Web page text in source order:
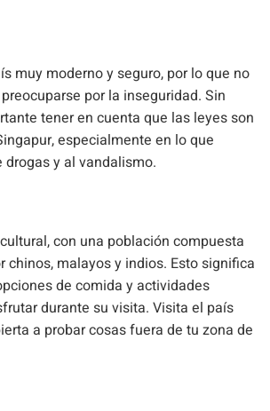
muy moderno y seguro, por lo que no
por la inseguridad. Sin
tener en cuenta que las leyes son
especialmente en lo que
drogas y al vandalismo.
con una población compuesta
chinos, malayos y indios. Esto significa
de comida y actividades
durante su visita. Visita el país
a probar cosas fuera de tu zona de